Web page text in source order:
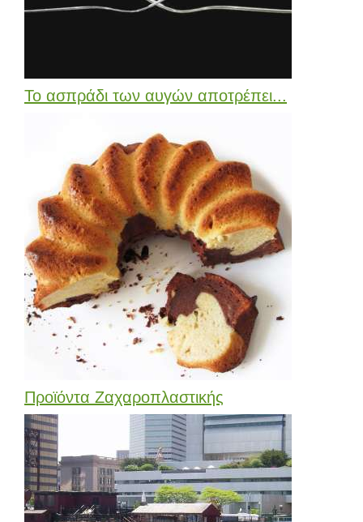
Το ασπράδι των αυγών αποτρέπει...
Προϊόντα Ζαχαροπλαστικής